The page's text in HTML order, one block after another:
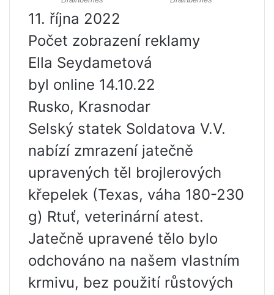
11. října 2022
Počet zobrazení reklamy
Ella Seydametová
byl online 14.10.22
Rusko, Krasnodar
Selský statek Soldatova V.V.
nabízí zmrazení jatečně
upravených těl brojlerových
křepelek (Texas, váha 180-230
g) Rtuť, veterinární atest.
Jatečně upravené tělo bylo
odchováno na našem vlastním
krmivu, bez použití růstových